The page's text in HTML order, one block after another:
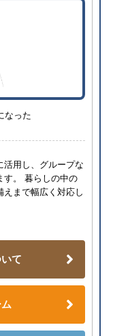
なった
活用し、グループな
す。 暮らしの中の
えまで幅広く対応し
て